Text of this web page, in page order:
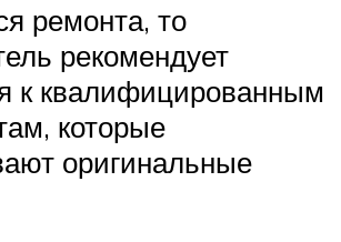
ремонта, то
рекомендует
к квалифицированным
которые
оригинальные